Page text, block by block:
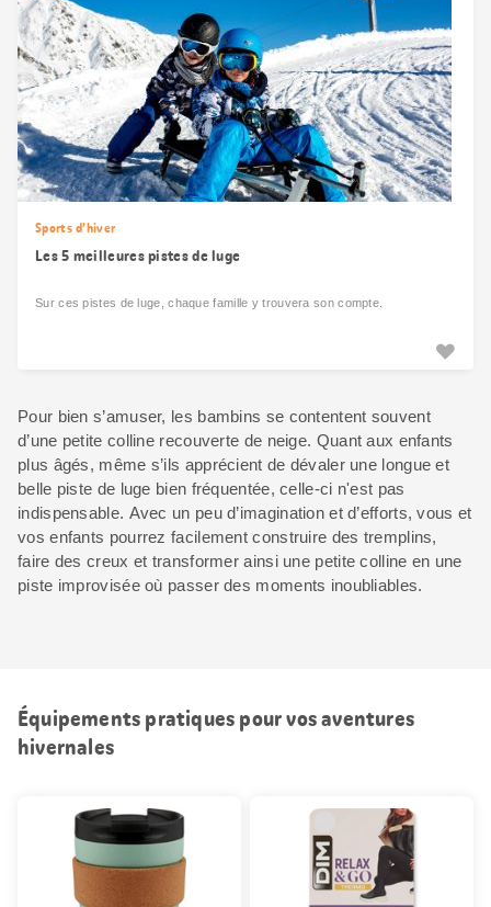
Sports d’hiver
Les 5 meilleures pistes de luge
Sur ces pistes de luge, chaque famille y trouvera son compte.
Pour bien s’amuser, les bambins se contentent souvent
d’une petite colline recouverte de neige. Quant aux enfants
plus âgés, même s’ils apprécient de dévaler une longue et
belle piste de luge bien fréquentée, celle-ci n'est pas
indispensable. Avec un peu d’imagination et d’efforts, vous et
vos enfants pourrez facilement construire des tremplins,
faire des creux et transformer ainsi une petite colline en une
piste improvisée où passer des moments inoubliables.
Équipements pratiques pour vos aventures
hivernales